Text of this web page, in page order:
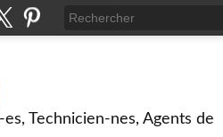
Technicien-nes, Agents de